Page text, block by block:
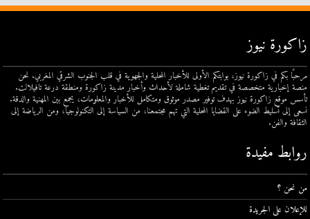
زاكورة نيوز
مرحبًا بكم في زاكورة نيوز، بوابتكم الأولى للأخبار المحلية والجهوية في قلب الجنوب الشرقي المغربي. نحن
منصة إخبارية متخصصة في تقديم تغطية شاملة لأحداث وأخبار مدينة زاكورة ومنطقة درعة تافيلالت.
تأسس موقع زاكورة نيوز بهدف توفير مصدر موثوق ومتكامل للأخبار والمعلومات، يجمع بين المهنية والدقة.
نسعى إلى تسليط الضوء على القضايا المحلية التي تهم مجتمعنا، من السياسة إلى التكنولوجيا، ومن الرياضة إلى
الثقافة والفن.
روابط مفيدة
من نحن ؟
للإعلان على الجريدة